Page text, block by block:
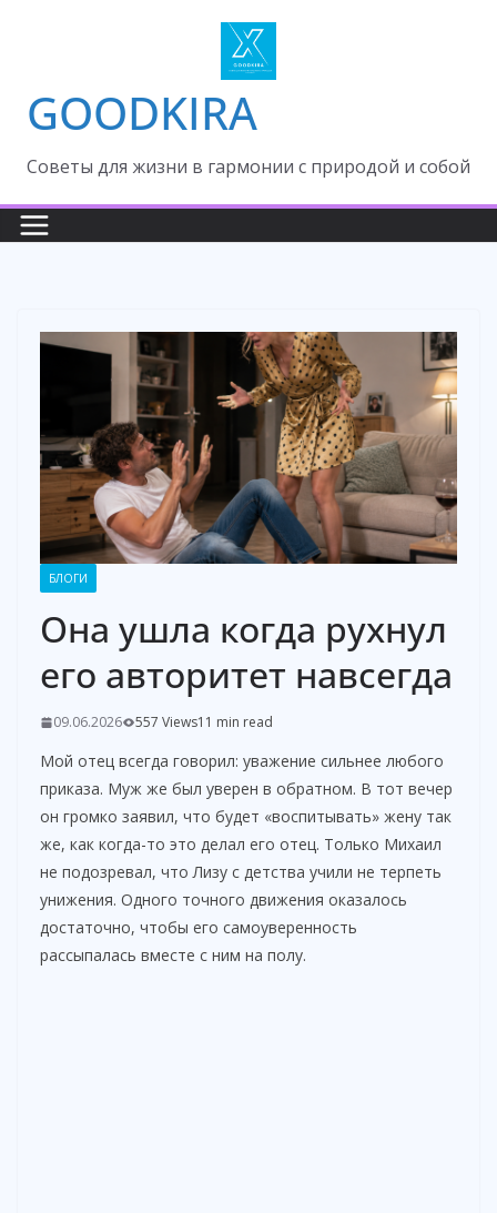
GOODKIRA
Cоветы для жизни в гармонии с природой и собой
БЛОГИ
Она ушла когда рухнул
его авторитет навсегда
09.06.2026 557 Views11 min read
Мой отец всегда говорил: уважение сильнее любого
приказа. Муж же был уверен в обратном. В тот вечер
он громко заявил, что будет «воспитывать» жену так
же, как когда-то это делал его отец. Только Михаил
не подозревал, что Лизу с детства учили не терпеть
унижения. Одного точного движения оказалось
достаточно, чтобы его самоуверенность
рассыпалась вместе с ним на полу.